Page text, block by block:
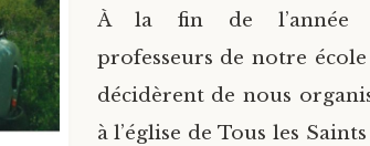
À la fin de l’année
professeurs de notre
décidèrent de nous
à l’église de Tous les